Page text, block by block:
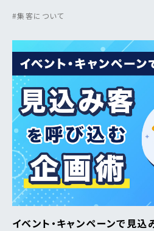
#集客について
イベント・キャンペーンで見